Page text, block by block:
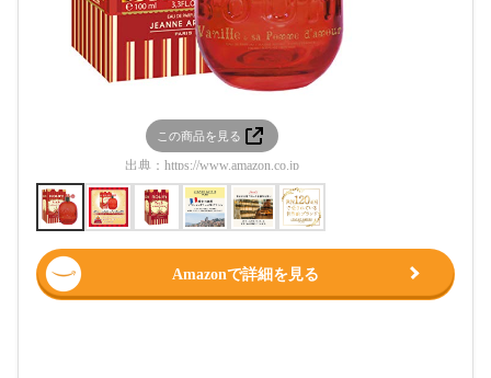
この商品を見る
出典： https://www.amazon.co.jp
Amazonで詳細を見る